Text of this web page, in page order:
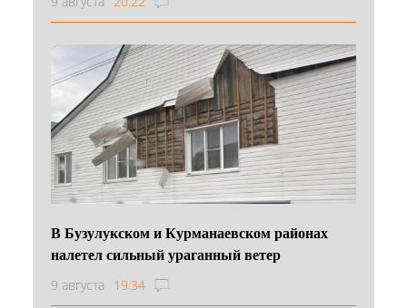
В Бузулукском и Курманаевском районах
налетел сильный ураганный ветер
9 августа 19:34